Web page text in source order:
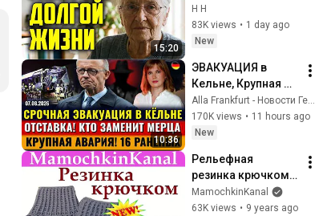
15:20
правду, которую
все скрывают.
H H
83K views • 1 day ago
New
10:36
ЭВАКУАЦИЯ в
Кельне, Крупная
АВАРИЯ, Кто
ЗАМЕНИТ Мерца,
Паспорт США ДЛЯ
Германии
Alla Frankfurt - Новости Германии и Мира
170K views • 11 hours ago
New
Рельефная
резинка крючком
Столбик с
вытянутой петлей
MamochkinKanal
63K views • 9 years ago